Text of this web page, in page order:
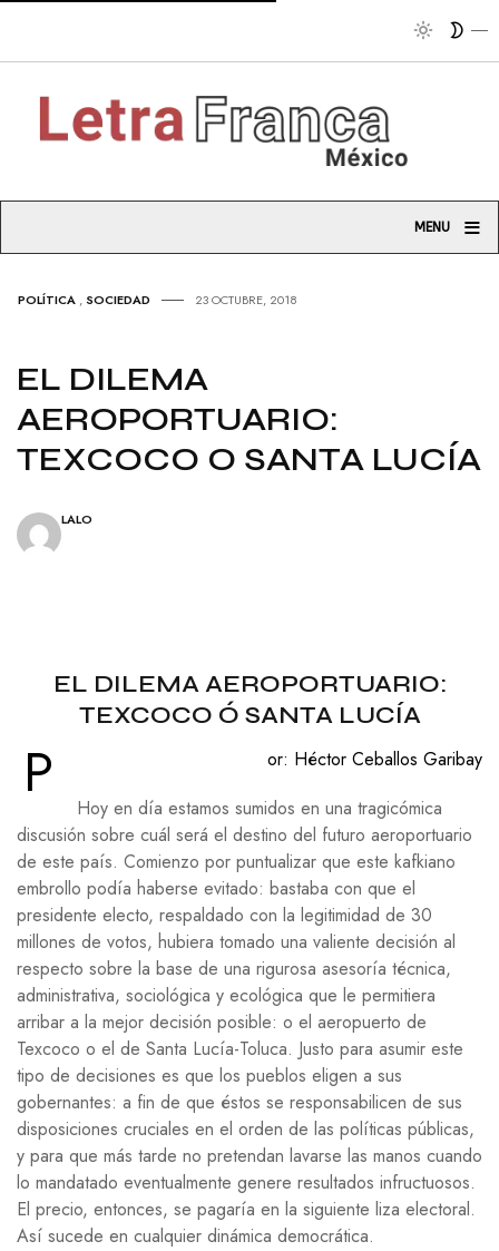
MENU ≡
POLÍTICA , SOCIEDAD 23 OCTUBRE, 2018
EL DILEMA
AEROPORTUARIO:
TEXCOCO O SANTA LUCÍA
LALO
EL DILEMA AEROPORTUARIO:
TEXCOCO Ó SANTA LUCÍA
P
or: Héctor Ceballos Garibay
Hoy en día estamos sumidos en una tragicómica
discusión sobre cuál será el destino del futuro aeroportuario
de este país. Comienzo por puntualizar que este kafkiano
embrollo podía haberse evitado: bastaba con que el
presidente electo, respaldado con la legitimidad de 30
millones de votos, hubiera tomado una valiente decisión al
respecto sobre la base de una rigurosa asesoría técnica,
administrativa, sociológica y ecológica que le permitiera
arribar a la mejor decisión posible: o el aeropuerto de
Texcoco o el de Santa Lucía-Toluca. Justo para asumir este
tipo de decisiones es que los pueblos eligen a sus
gobernantes: a fin de que éstos se responsabilicen de sus
disposiciones cruciales en el orden de las políticas públicas,
y para que más tarde no pretendan lavarse las manos cuando
lo mandatado eventualmente genere resultados infructuosos.
El precio, entonces, se pagaría en la siguiente liza electoral.
Así sucede en cualquier dinámica democrática.